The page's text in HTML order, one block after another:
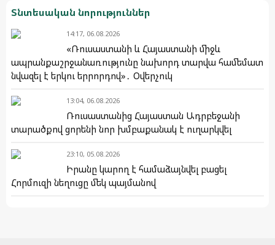
Տնտեսական նորություններ
14:17, 06.08.2026
«Ռուսաստանի և Հայաստանի միջև
ապրանքաշրջանառությունը նախորդ տարվա համեմատ
նվազել է երկու երրորդով»․ Օվերչուկ
13:04, 06.08.2026
Ռուսաստանից Հայաստան Ադրբեջանի
տարածքով ցորենի նոր խմբաքանակ է ուղարկվել
23:10, 05.08.2026
Իրանը կարող է համաձայնվել բացել
Հորմուզի նեղուցը մեկ պայմանով